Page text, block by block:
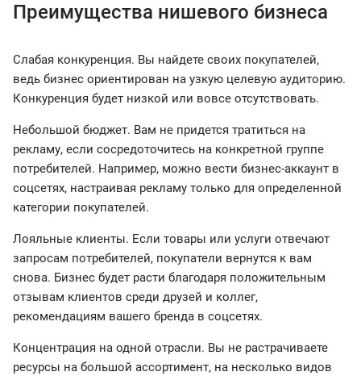
Преимущества нишевого бизнеса
Слабая конкуренция. Вы найдете своих покупателей,
ведь бизнес ориентирован на узкую целевую аудиторию.
Конкуренция будет низкой или вовсе отсутствовать.
Небольшой бюджет. Вам не придется тратиться на
рекламу, если сосредоточитесь на конкретной группе
потребителей. Например, можно вести бизнес-аккаунт в
соцсетях, настраивая рекламу только для определенной
категории покупателей.
Лояльные клиенты. Если товары или услуги отвечают
запросам потребителей, покупатели вернутся к вам
снова. Бизнес будет расти благодаря положительным
отзывам клиентов среди друзей и коллег,
рекомендациям вашего бренда в соцсетях.
Концентрация на одной отрасли. Вы не растрачиваете
ресурсы на большой ассортимент, на несколько видов